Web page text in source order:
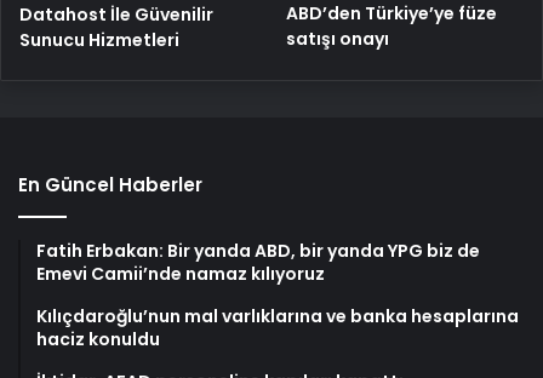
Datahost İle Güvenilir
Sunucu Hizmetleri
ABD’den Türkiye’ye füze
satışı onayı
En Güncel Haberler
Fatih Erbakan: Bir yanda ABD, bir yanda YPG biz de
Emevi Camii’nde namaz kılıyoruz
Kılıçdaroğlu’nun mal varlıklarına ve banka hesaplarına
haciz konuldu